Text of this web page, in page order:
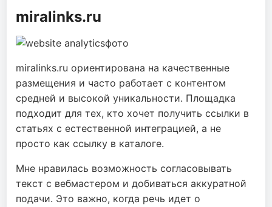
miralinks.ru
miralinks.ru ориентирована на качественные
размещения и часто работает с контентом
средней и высокой уникальности. Площадка
подходит для тех, кто хочет получить ссылки в
статьях с естественной интеграцией, а не
просто как ссылку в каталоге.
Мне нравилась возможность согласовывать
текст с вебмастером и добиваться аккуратной
подачи. Это важно, когда речь идет о